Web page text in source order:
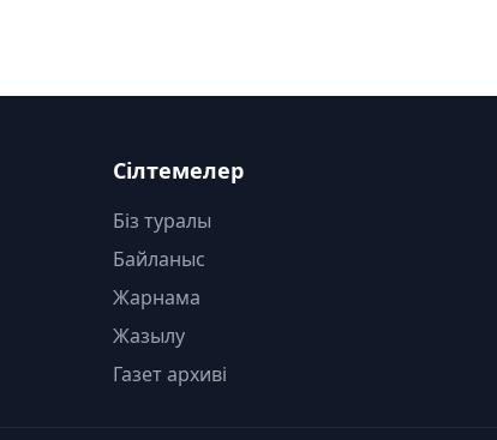
Сілтемелер
Біз туралы
Байланыс
Жарнама
Жазылу
Газет архиві